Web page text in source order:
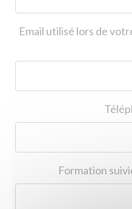
Email utilisé lors de